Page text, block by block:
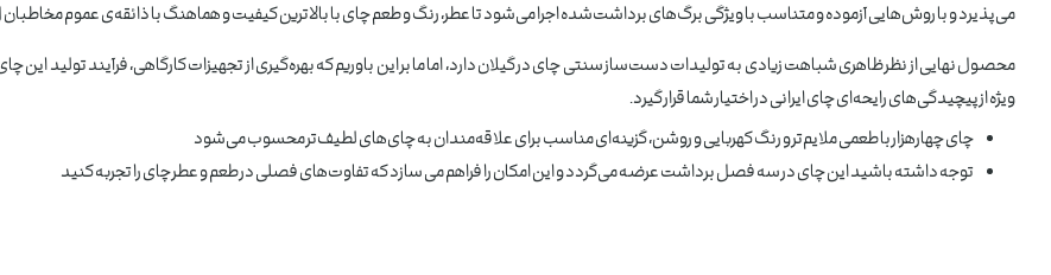
می‌پذیرد و با روش‌هایی آزموده و متناسب با ویژگی برگ‌های برداشت‌شده اجرا می‌شود تا عطر، رنگ و طعم چای با بالاترین کیفیت و هماهنگ با ذائقه‌ی عموم مخاطبان
محصول نهایی از نظر ظاهری شباهت زیادی به تولیدات دست‌ساز سنتی چای در گیلان دارد، اما ما بر این باوریم که بهره‌گیری از تجهیزات کارگاهی، فرآیند تولید
ویژه از پیچیدگی‌های رایحه‌ای چای ایرانی در اختیار شما قرار گیرد.
چای چهارهزار با طعمی ملایم‌تر و رنگ کهربایی و روشن، گزینه‌ای مناسب برای علاقه‌مندان به چای‌های لطیف‌تر محسوب می‌شود
توجه داشته باشید این چای در سه فصل برداشت عرضه می‌گردد و این امکان را فراهم می سازد که تفاوت‌های فصلی در طعم و عطر چای را تجربه کنید